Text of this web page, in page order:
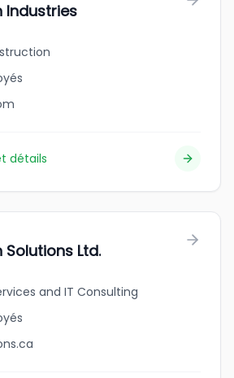
Industries
détails
Solutions Ltd.
and IT Consulting